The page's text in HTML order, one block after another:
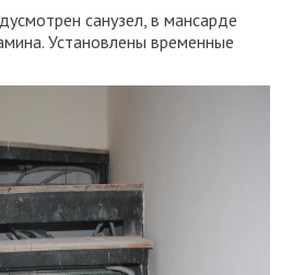
санузел, в мансарде
Установлены временные